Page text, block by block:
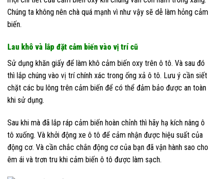
Chúng ta không nên chà quá mạnh vì như vậy sẽ dễ làm hỏng cảm
biến.
Lau khô và lắp đặt cảm biến vào vị trí cũ
Sử dụng khăn giấy để làm khô cảm biến oxy trên ô tô. Và sau đó
thì lắp chúng vào vị trí chính xác trong ống xả ô tô. Lưu ý cần siết
chặt các bu lông trên cảm biến để có thể đảm bảo được an toàn
khi sử dụng.
Sau khi mà đã lắp ráp cảm biến hoàn chỉnh thì hãy hạ kích nâng ô
tô xuống. Và khởi động xe ô tô để cảm nhận được hiệu suất của
động cơ. Và cần chắc chắn động cơ của bạn đã vận hành sao cho
êm ái và trơn tru khi cảm biến ô tô được làm sạch.